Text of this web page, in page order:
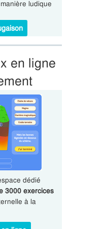
ludique
en ligne
dédié
3000 exercices
à la